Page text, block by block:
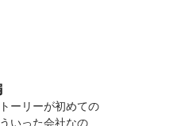
ーリーが初めての
いった会社なのか